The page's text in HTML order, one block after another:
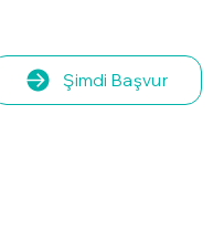
Şimdi Başvur